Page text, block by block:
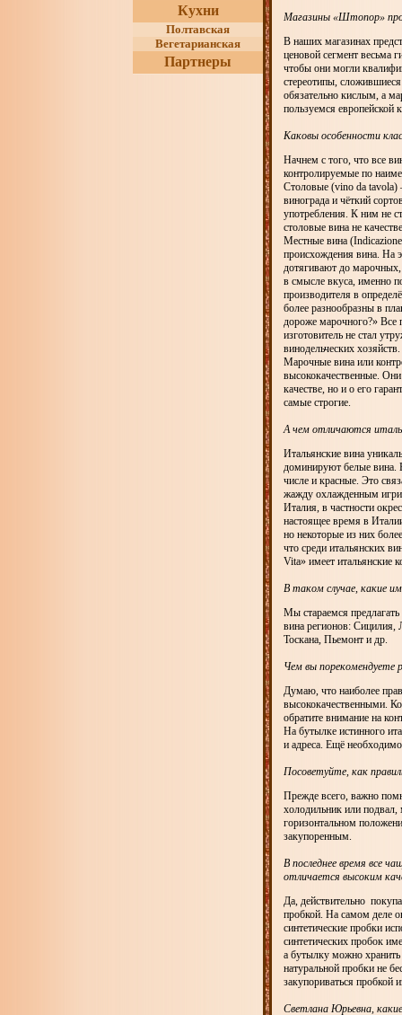
Кухни
Полтавская
Вегетарианская
Партнеры
Магазины «Штопор»
В наших магазинах
ценовой сегмент весьма
чтобы они могли
стереотипы,
обязательно кислым, а
пользуемся европейской
Каковы особенности
Начнем с того, что все
контролируемые по
Столовые (vino da tavola)
винограда и чёткий
употребления. К ним не
столовые вина не
Местные вина
происхождения вина. На
дотягивают до
в смысле вкуса, именно
производителя в
более разнообразны в
дороже марочного?» Все
изготовитель не стал
винодельческих
Марочные вина или
высококачественные.
качестве, но и о его
самые строгие.
А чем отличаются
Итальянские вина
доминируют белые вина.
числе и красные. Это
жажду охлажденным
Италия, в частности
настоящее время в
но некоторые из них
что среди итальянских
Vita» имеет итальянские
В таком случае, какие
Мы стараемся
вина регионов: Сицилия,
Тоскана, Пьемонт и др.
Чем вы порекомендуете
Думаю, что наиболее
высококачественными.
обратите внимание на
На бутылке истинного
и адреса. Ещё
Посоветуйте, как
Прежде всего, важно
холодильник или подвал,
горизонтальном
закупоренным.
В последнее время все
отличается высоким
Да, действительно
пробкой. На самом деле
синтетические пробки
синтетических пробок
а бутылку можно
натуральной пробки не
закупориваться пробкой
Светлана Юрьевна,